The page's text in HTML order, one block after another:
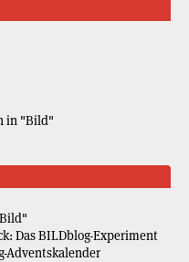
in "Bild"
Das BILDblog-Experiment
Adventskalender